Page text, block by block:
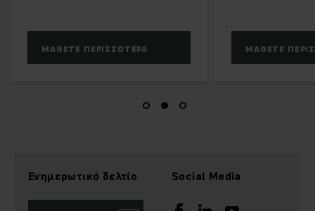
ΜΆΘΕΤΕ ΠΕΡΙΣΣΌΤΕΡΑ ΜΆΘΕΤΕ
Ενημερωτικό δελτίο Social Media